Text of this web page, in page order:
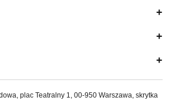
plac Teatralny 1, 00-950 Warszawa, skrytka